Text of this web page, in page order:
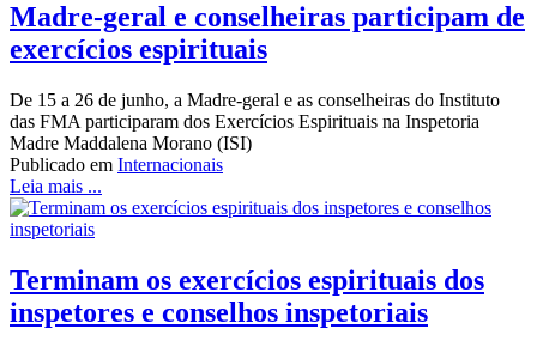
Madre-geral e conselheiras participam de
exercícios espirituais
De 15 a 26 de junho, a Madre-geral e as conselheiras do Instituto
das FMA participaram dos Exercícios Espirituais na Inspetoria
Madre Maddalena Morano (ISI)
Publicado em Internacionais
Leia mais ...
Terminam os exercícios espirituais dos
inspetores e conselhos inspetoriais